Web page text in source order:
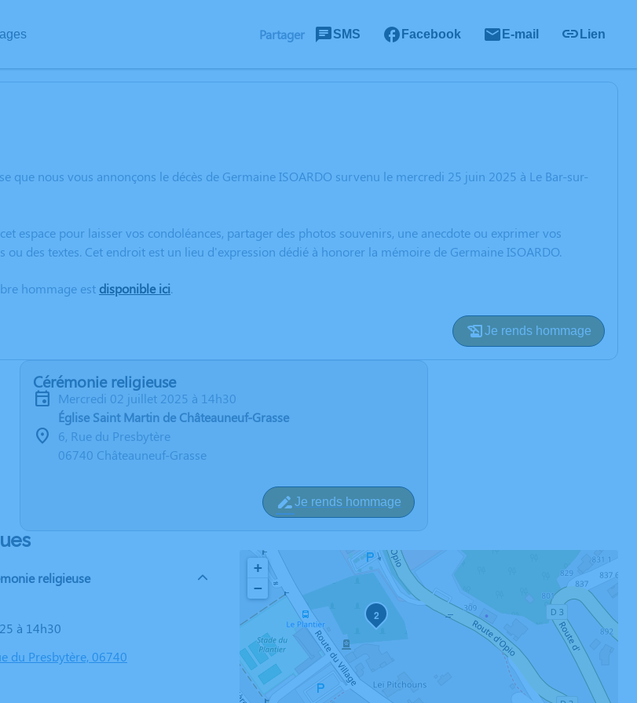
Partager SMS Facebook E-mail Lien
que nous vous annonçons le décès de Germaine ISOARDO survenu le mercredi 25 juin 2025 à Le Bar-sur-
espace pour laisser vos condoléances, partager des photos souvenirs, une anecdote ou exprimer vos
ou des textes. Cet endroit est un lieu d'expression dédié à honorer la mémoire de Germaine ISOARDO.
hommage est disponible ici.
Je rends hommage
Cérémonie religieuse
mercredi 02 juillet 2025 à 14h30
Église Saint Martin de Châteauneuf-Grasse
6, Rue du Presbytère
06740 Châteauneuf-Grasse
Je rends hommage
religieuse
à 14h30
du Presbytère, 06740
2
+
−